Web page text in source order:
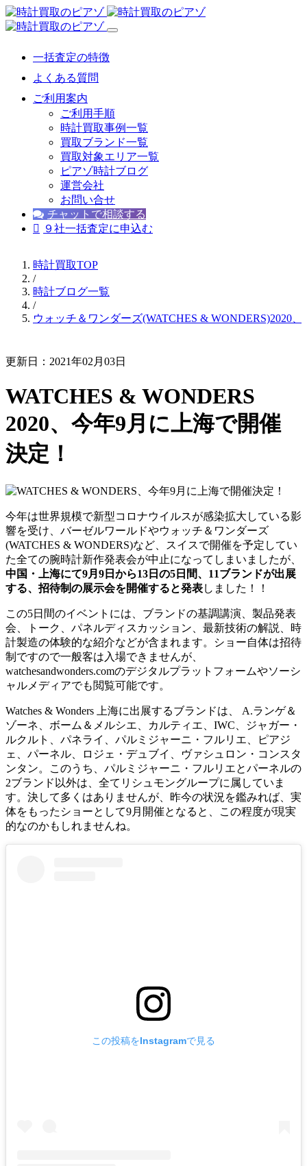
一括査定の特徴
よくある質問
ご利用案内
ご利用手順
時計買取事例一覧
買取ブランド一覧
買取対象エリア一覧
ピアゾ時計ブログ
運営会社
お問い合せ
チャットで相談する
９社一括査定に申込む
時計買取TOP
/
時計ブログ一覧
/
ウォッチ＆ワンダーズ(WATCHES & WONDERS)2020
更新日：2021年02月03日
WATCHES & WONDERS
2020、今年9月に上海で開催
決定！
今年は世界規模で新型コロナウイルスが感染拡大している影
響を受け、バーゼルワールドやウォッチ＆ワンダーズ
(WATCHES & WONDERS)など、スイスで開催を予定してい
た全ての腕時計新作発表会が中止になってしまいましたが、
中国・上海にて9月9日から13日の5日間、11ブランドが出展
する、招待制の展示会を開催すると発表しました！！
この5日間のイベントには、ブランドの基調講演、製品発表
会、トーク、パネルディスカッション、最新技術の解説、時
計製造の体験的な紹介などが含まれます。ショー自体は招待
制ですので一般客は入場できませんが、
watchesandwonders.comのデジタルプラットフォームやソーシ
ャルメディアでも閲覧可能です。
Watches & Wonders 上海に出展するブランドは、 A.ランゲ＆
ゾーネ、ボーム＆メルシエ、カルティエ、IWC、ジャガー・
ルクルト、パネライ、パルミジャーニ・フルリエ、ピアジ
ェ、パーネル、ロジェ・デュブイ、ヴァシュロン・コンスタ
ンタン。このうち、パルミジャーニ・フルリエとパーネルの
2ブランド以外は、全てリシュモングループに属していま
す。決して多くはありませんが、昨今の状況を鑑みれば、実
体をもったショーとして9月開催となると、この程度が現実
的なのかもしれませんね。
この投稿をInstagramで見る